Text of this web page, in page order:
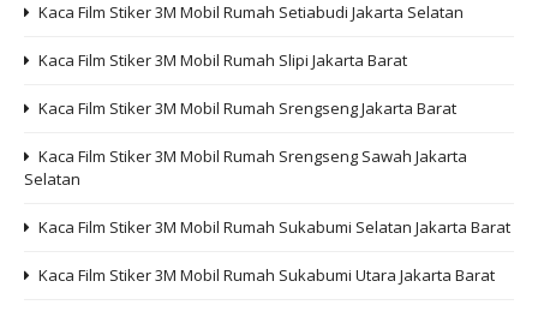
Kaca Film Stiker 3M Mobil Rumah Setiabudi Jakarta Selatan
Kaca Film Stiker 3M Mobil Rumah Slipi Jakarta Barat
Kaca Film Stiker 3M Mobil Rumah Srengseng Jakarta Barat
Kaca Film Stiker 3M Mobil Rumah Srengseng Sawah Jakarta
Selatan
Kaca Film Stiker 3M Mobil Rumah Sukabumi Selatan Jakarta Barat
Kaca Film Stiker 3M Mobil Rumah Sukabumi Utara Jakarta Barat